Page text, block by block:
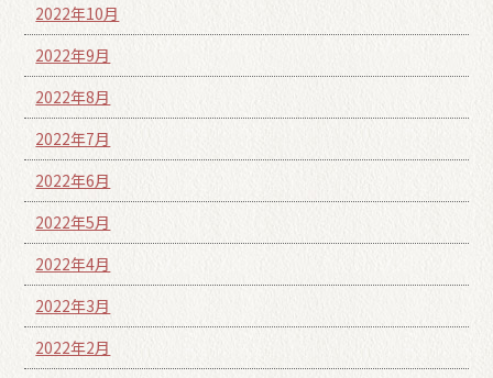
2022年10月
2022年9月
2022年8月
2022年7月
2022年6月
2022年5月
2022年4月
2022年3月
2022年2月